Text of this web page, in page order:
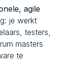
agile
je werkt
testers,
masters
te